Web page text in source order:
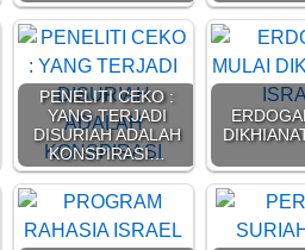
PENELITI CEKO :
YANG TERJADI
DISURIAH ADALAH
KONSPIRASI…